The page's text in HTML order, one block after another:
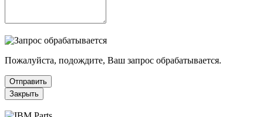
Пожалуйста, подождите, Ваш запрос обрабатывается.
Отправить
Закрыть